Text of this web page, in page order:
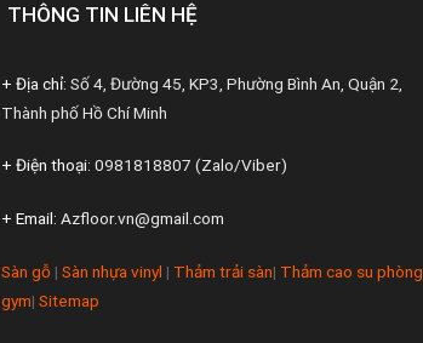
THÔNG TIN LIÊN HỆ
+ Địa chỉ: Số 4, Đường 45, KP3, Phường Bình An, Quận 2,
Thành phố Hồ Chí Minh
+ Điện thoại: 0981818807 (Zalo/Viber)
+ Email: Azfloor.vn@gmail.com
Sàn gỗ | Sàn nhựa vinyl | Thảm trải sàn| Thảm cao su phòng
gym| Sitemap